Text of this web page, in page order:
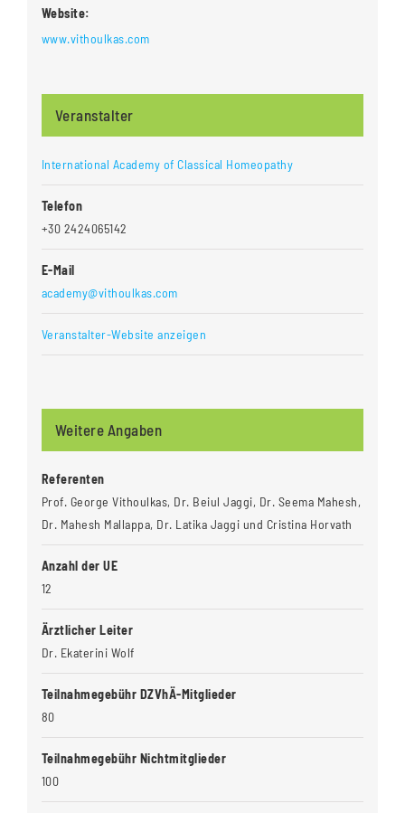
Website:
www.vithoulkas.com
Veranstalter
International Academy of Classical Homeopathy
Telefon
+30 2424065142
E-Mail
academy@vithoulkas.com
Veranstalter-Website anzeigen
Weitere Angaben
Referenten
Prof. George Vithoulkas, Dr. Beiul Jaggi, Dr. Seema Mahesh,
Dr. Mahesh Mallappa, Dr. Latika Jaggi und Cristina Horvath
Anzahl der UE
12
Ärztlicher Leiter
Dr. Ekaterini Wolf
Teilnahmegebühr DZVhÄ-Mitglieder
80
Teilnahmegebühr Nichtmitglieder
100